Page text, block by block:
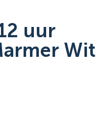
uur
Wit